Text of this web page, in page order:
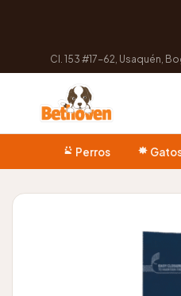
Cl. 153 #17-62, Usaquén,
Perros